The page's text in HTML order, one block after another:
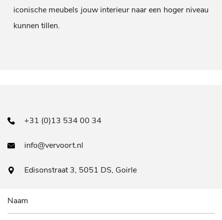
iconische meubels jouw interieur naar een hoger niveau
kunnen tillen.
+31 (0)13 534 00 34
info@vervoort.nl
Edisonstraat 3, 5051 DS, Goirle